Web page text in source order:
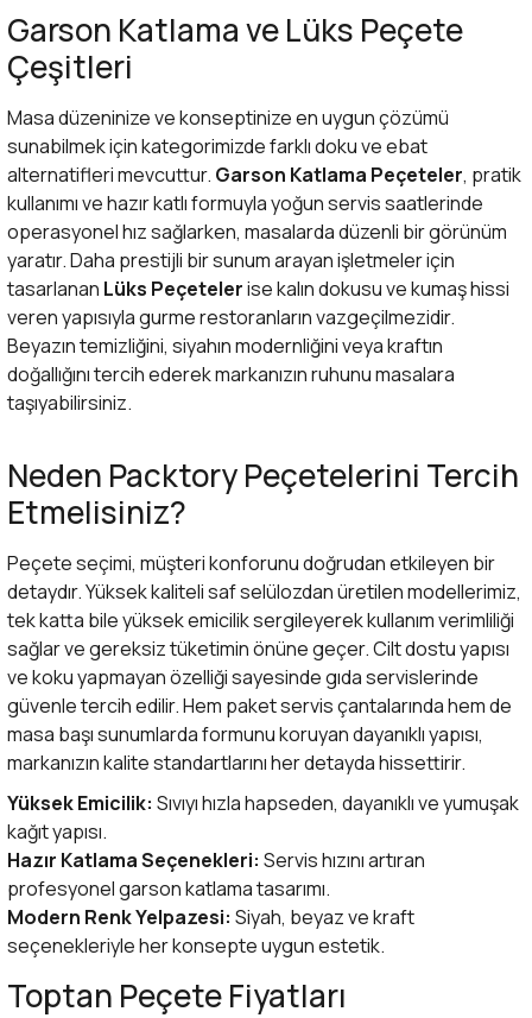
Garson Katlama ve Lüks Peçete
Çeşitleri
Masa düzeninize ve konseptinize en uygun çözümü
sunabilmek için kategorimizde farklı doku ve ebat
alternatifleri mevcuttur. Garson Katlama Peçeteler, pratik
kullanımı ve hazır katlı formuyla yoğun servis saatlerinde
operasyonel hız sağlarken, masalarda düzenli bir görünüm
yaratır. Daha prestijli bir sunum arayan işletmeler için
tasarlanan Lüks Peçetelerise kalın dokusu ve kumaş hissi
veren yapısıyla gurme restoranların vazgeçilmezidir.
Beyazın temizliğini, siyahın modernliğini veya kraftın
doğallığını tercih ederek markanızın ruhunu masalara
taşıyabilirsiniz.
Neden Packtory Peçetelerini Tercih
Etmelisiniz?
Peçete seçimi, müşteri konforunu doğrudan etkileyen bir
detaydır. Yüksek kaliteli saf selülozdan üretilen modellerimiz,
tek katta bile yüksek emicilik sergileyerek kullanım verimliliği
sağlar ve gereksiz tüketimin önüne geçer. Cilt dostu yapısı
ve koku yapmayan özelliği sayesinde gıda servislerinde
güvenle tercih edilir. Hem paket servis çantalarında hem de
masa başı sunumlarda formunu koruyan dayanıklı yapısı,
markanızın kalite standartlarını her detayda hissettirir.
Yüksek Emicilik: Sıvıyı hızla hapseden, dayanıklı ve yumuşak
kağıt yapısı.
Hazır Katlama Seçenekleri: Servis hızını artıran
profesyonel garson katlama tasarımı.
Modern Renk Yelpazesi: Siyah, beyaz ve kraft
seçenekleriyle her konsepte uygun estetik.
Toptan Peçete Fiyatları